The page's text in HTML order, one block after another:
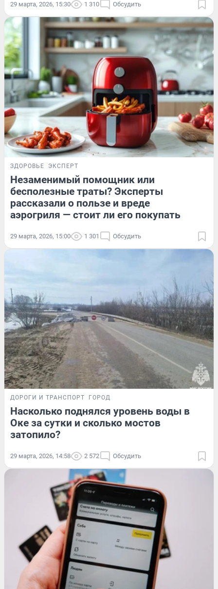
29 марта, 2026, 15:30 1 310 Обсудить
ЗДОРОВЬЕ ЭКСПЕРТ
Незаменимый помощник или
бесполезные траты? Эксперты
рассказали о пользе и вреде
аэрогриля — стоит ли его покупать
29 марта, 2026, 15:00 1 301 Обсудить
ДОРОГИ И ТРАНСПОРТ ГОРОД
Насколько поднялся уровень воды в
Оке за сутки и сколько мостов
затопило?
29 марта, 2026, 14:58 2 572 Обсудить